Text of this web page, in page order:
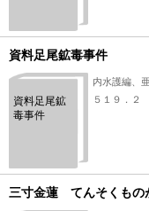
資料足尾鉱毒事件
資料足尾鉱
毒事件
内水護編、
５１９
三寸金蓮 てんそくもの